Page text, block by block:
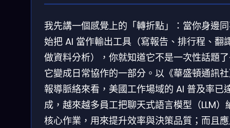
我先講一個感覺上的「轉折點」：當你身邊
始把 AI 當作輸出工具（寫報告、排行程、翻
做資料分析），你就知道它不是一次性話題
它變成日常協作的一部分。以《華盛頓通訊
報導脈絡來看，美國工作場域的 AI 普及率已
成，越來越多員工把聊天式語言模型（LLM）
核心作業，用來提升效率與決策品質；而且